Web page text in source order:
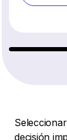
decisión